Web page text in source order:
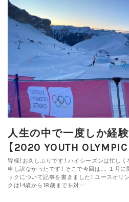
人生の中で一度しか経
【2020 YOUTH OLYMPIC
皆様！お久しぶりです！ ハイシーズンは忙し
申し訳なかったです！ そこで今回は、、 １月
ックについて記事を書きました！ ユースオリ
クは14歳から18歳までを対…